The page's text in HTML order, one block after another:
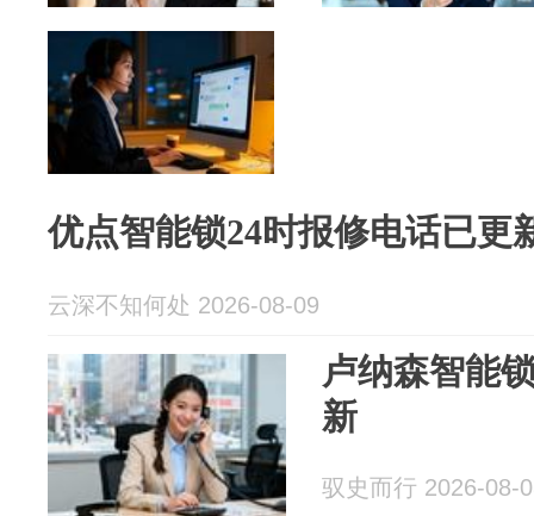
优点智能锁24时报修电话已更
云深不知何处 2026-08-09
卢纳森智能
新
驭史而行 2026-08-